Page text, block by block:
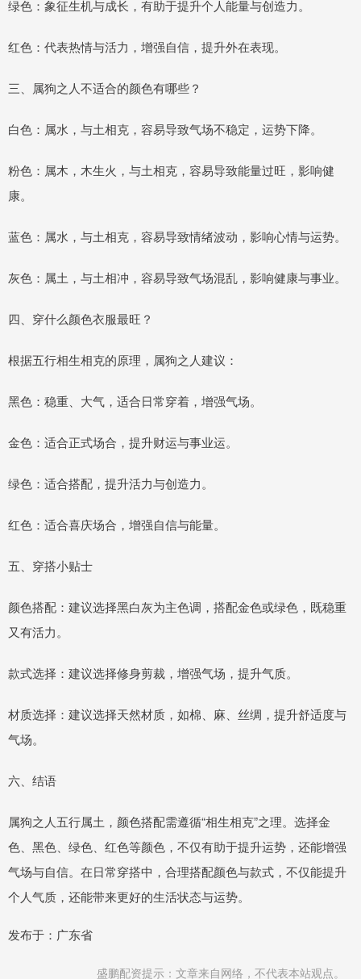
绿色：象征生机与成长，有助于提升个人能量与创造力。
红色：代表热情与活力，增强自信，提升外在表现。
三、属狗之人不适合的颜色有哪些？
白色：属水，与土相克，容易导致气场不稳定，运势下降。
粉色：属木，木生火，与土相克，容易导致能量过旺，影响健
康。
蓝色：属水，与土相克，容易导致情绪波动，影响心情与运势。
灰色：属土，与土相冲，容易导致气场混乱，影响健康与事业。
四、穿什么颜色衣服最旺？
根据五行相生相克的原理，属狗之人建议：
黑色：稳重、大气，适合日常穿着，增强气场。
金色：适合正式场合，提升财运与事业运。
绿色：适合搭配，提升活力与创造力。
红色：适合喜庆场合，增强自信与能量。
五、穿搭小贴士
颜色搭配：建议选择黑白灰为主色调，搭配金色或绿色，既稳重
又有活力。
款式选择：建议选择修身剪裁，增强气场，提升气质。
材质选择：建议选择天然材质，如棉、麻、丝绸，提升舒适度与
气场。
六、结语
属狗之人五行属土，颜色搭配需遵循“相生相克”之理。选择金
色、黑色、绿色、红色等颜色，不仅有助于提升运势，还能增强
气场与自信。在日常穿搭中，合理搭配颜色与款式，不仅能提升
个人气质，还能带来更好的生活状态与运势。
发布于：广东省
盛鹏配资提示：文章来自网络，不代表本站观点。